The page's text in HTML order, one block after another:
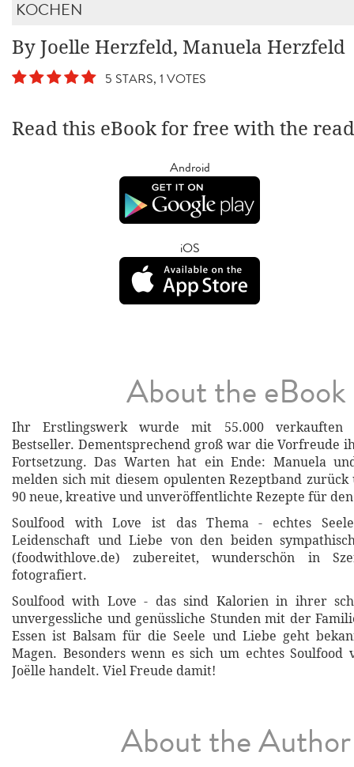
KOCHEN
By Joelle Herzfeld, Manuela Herzfeld
5 STARS, 1 VOTES
Read this eBook for free with the
Android
iOS
About the eBook
Ihr Erstlingswerk wurde mit 55.000 verkauften
Bestseller. Dementsprechend groß war die Vorfreude
Fortsetzung. Das Warten hat ein Ende: Manuela
melden sich mit diesem opulenten Rezeptband
90 neue, kreative und unveröffentlichte Rezepte für
Soulfood with Love ist das Thema - echtes
Leidenschaft und Liebe von den beiden
(foodwithlove.de) zubereitet, wunderschön in
fotografiert.
Soulfood with Love - das sind Kalorien in ihrer
unvergessliche und genüssliche Stunden mit der
Essen ist Balsam für die Seele und Liebe geht
Magen. Besonders wenn es sich um echtes Soulfood
Joëlle handelt. Viel Freude damit!
About the Author